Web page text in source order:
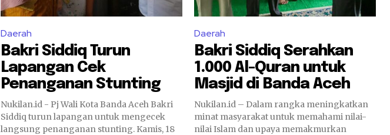
Daerah
Bakri Siddiq Turun
Lapangan Cek
Penanganan Stunting
Nukilan.id - Pj Wali Kota Banda Aceh Bakri
Siddiq turun lapangan untuk mengecek
langsung penanganan stunting. Kamis, 18
Daerah
Bakri Siddiq Serahkan
1.000 Al-Quran untuk
Masjid di Banda Aceh
Nukilan.id – Dalam rangka meningkatkan
minat masyarakat untuk memahami nilai-
nilai Islam dan upaya memakmurkan